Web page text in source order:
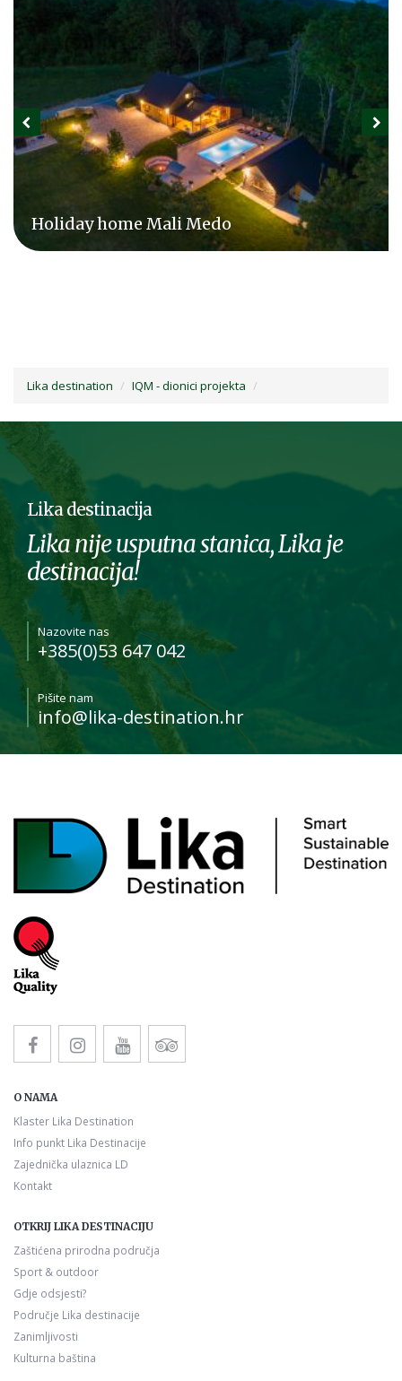
Holiday home Mali Medo
Lika destination IQM - dionici projekta
Lika destinacija
Lika nije usputna stanica, Lika je
destinacija!
Nazovite nas
+385(0)53 647 042
Pišite nam
info@lika-destination.hr
O NAMA
Klaster Lika Destination
Info punkt Lika Destinacije
Zajednička ulaznica LD
Kontakt
OTKRIJ LIKA DESTINACIJU
Zaštićena prirodna područja
Sport & outdoor
Gdje odsjesti?
Područje Lika destinacije
Zanimljivosti
Kulturna baština